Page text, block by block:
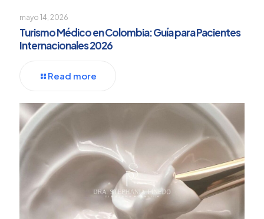
mayo 14, 2026
Turismo Médico en Colombia: Guía para Pacientes
Internacionales 2026
Read more